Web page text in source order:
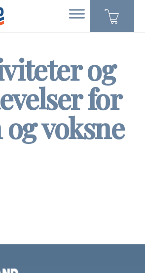
og
for
voksne